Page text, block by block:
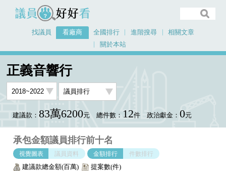
議員好好看
找議員 看廠商 全國排行 進階搜尋
相關文章
關於本站
正義音響行
建議款： 83萬6200元 總件數： 12件 政治獻金： 0元
承包金額議員排行前十名
視覺圖表 議員資料 金額排行 件數排行
建議款總金額(百萬) 提案數(件)